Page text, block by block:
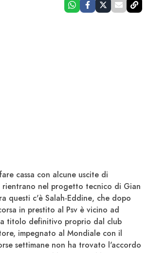
cassa con alcune uscite di
rientrano nel progetto tecnico di Gian
questi c'è Salah-Eddine, che dopo
in prestito al Psv è vicino ad
titolo definitivo proprio dal club
impegnato al Mondiale con il
settimane non ha trovato l'accordo